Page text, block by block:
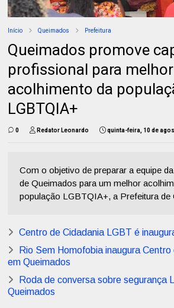
Início Queimados Prefeitura
Queimados promove
profissional para melhor
acolhimento da
LGBTQIA+
0 Redator Leonardo quinta-feira, 10 de
Com o objetivo de preparar a equipe
de Queimados para um melhor
população LGBTQIA+, a Prefeitura de
Centro de Cidadania LGBT é
Rio Sem Homofobia inaugura
em Queimados
Roda de conversa sobre segurança
Queimados